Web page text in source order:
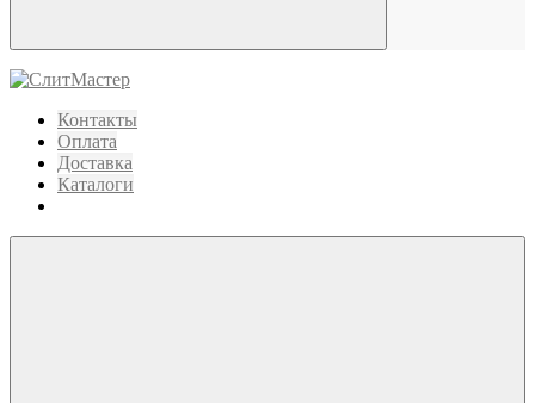
Контакты
Оплата
Доставка
Каталоги